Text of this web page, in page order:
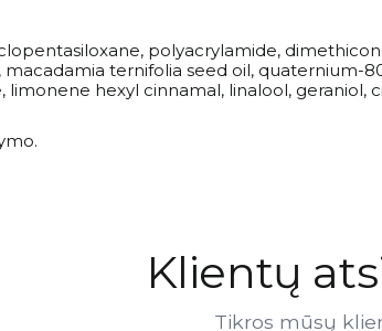
polyacrylamide,
ternifolia seed oil, quaternium-
hexyl cinnamal, linalool, geraniol,
Klientų
Tikros mūsų